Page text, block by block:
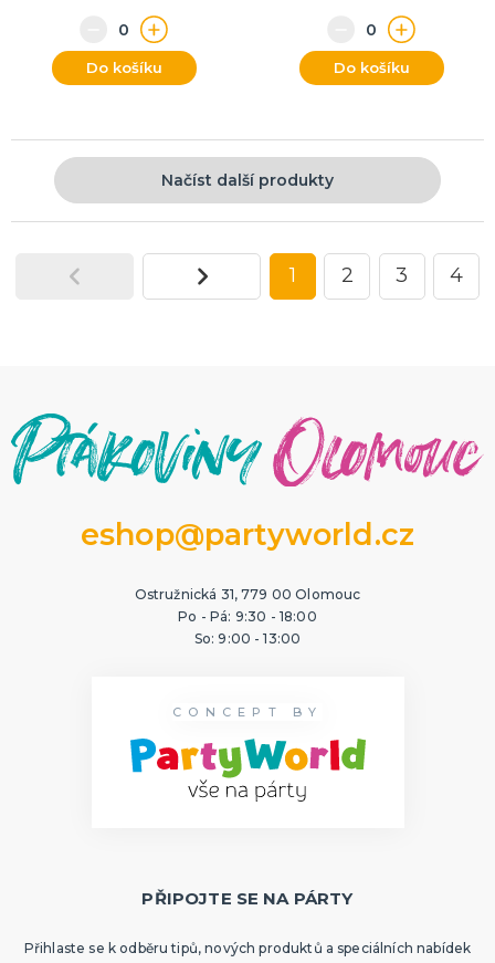
Do košíku Do košíku
Načíst další produkty
1 2 3 4
eshop@partyworld.cz
Ostružnická 31, 779 00 Olomouc
Po - Pá: 9:30 - 18:00
So: 9:00 - 13:00
CONCEPT BY
PŘIPOJTE SE NA PÁRTY
Přihlaste se k odběru tipů, nových produktů a speciálních nabídek